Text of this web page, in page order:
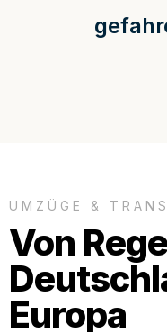
UMZÜGE &
Von
Europa